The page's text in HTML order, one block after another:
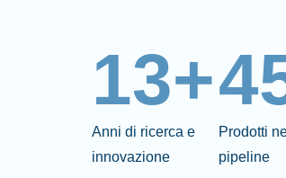
13+
Anni di ricerca e
innovazione
Prodotti
pipeline